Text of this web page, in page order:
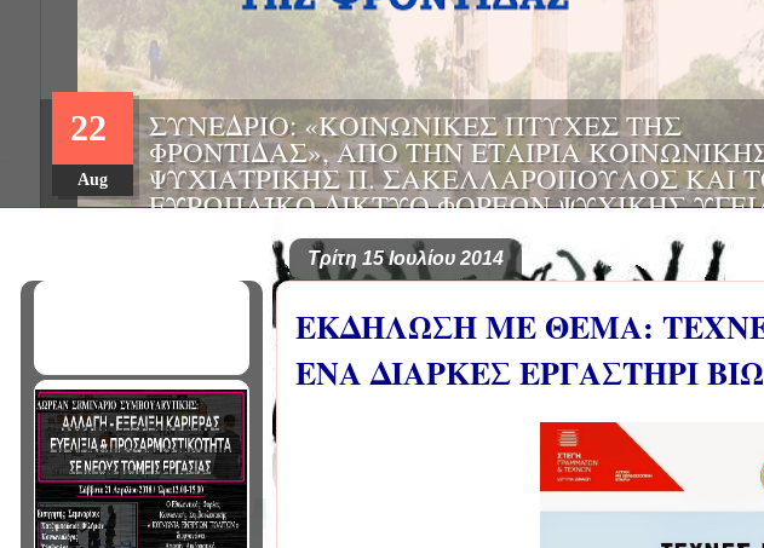
ΗΜΕΡΙΔΑ: "ΠΡΟΒΛΗΜΑΤΙΣΜΟΙ & ΔΙΛΗΜΜΑΤΑ
ΠΟΥ ΑΝΤΙΜΕΤΩΠΙΖΕΙ ΚΑΘΗΜΕΡΙΝΑ O
ΠΑΘΟΛΟΓΟΣ", ΑΠΟ ΤΗΝ ΕΤΑΙΡΕΙΑ
ΠΑΘΟΛΟΓΙΑΣ ΒΟΡΕΙΟΔΥΤΙΚΗΣ ΕΛΛΑΔΟΣ
ΤΙΣ Α' & Β' ΠΑΝΕΠΙΣΤΗΜΙΑΚΕΣ ΠΑΘΟΛΟΓΙΚΕΣ
ΚΛΙΝΙΚΕΣ ΠΓΝΙ
01
Mar
Τρίτη 15 Ιουλίου 2014
ΕΚΔΗΛΩΣΗ ΜΕ ΘΕΜΑ:
ΕΝΑ ΔΙΑΡΚΕΣ ΕΡΓΑΣΤΗΡΙ